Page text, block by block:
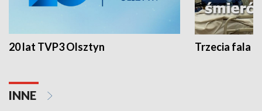
20 lat TVP3 Olsztyn Trzecia fala -
INNE